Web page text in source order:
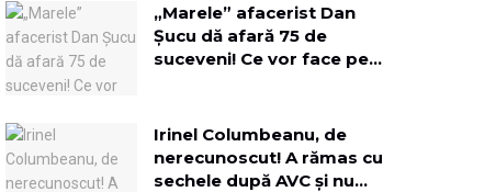
„Marele” afacerist Dan
Șucu dă afară 75 de
suceveni! Ce vor face pe
Irinel Columbeanu, de
nerecunoscut! A rămas cu
sechele după AVC și nu